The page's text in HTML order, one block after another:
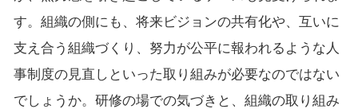
す。組織の側にも、将来ビジョンの共有化や、互いに
支え合う組織づくり、努力が公平に報われるような人
事制度の見直しといった取り組みが必要なのではない
でしょうか。研修の場での気づきと、組織の取り組み